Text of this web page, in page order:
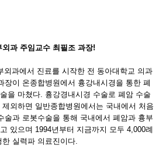
과 주임교수 최필조 과장!
외과에서 진료를 시작한 전 동아대학교 의과
장이 온종합병원에서 흉강내시경을 통한 폐
을 마쳤다. 흉강경내시경 수술로 폐암 수술
외하면 일반종합병원에서는 국내에서 처음
술과 로봇수술을 통해 국내에서 폐암과 흉부
있으며 1994년부터 지금까지 모두 4,000례
실력파 의료진이다.